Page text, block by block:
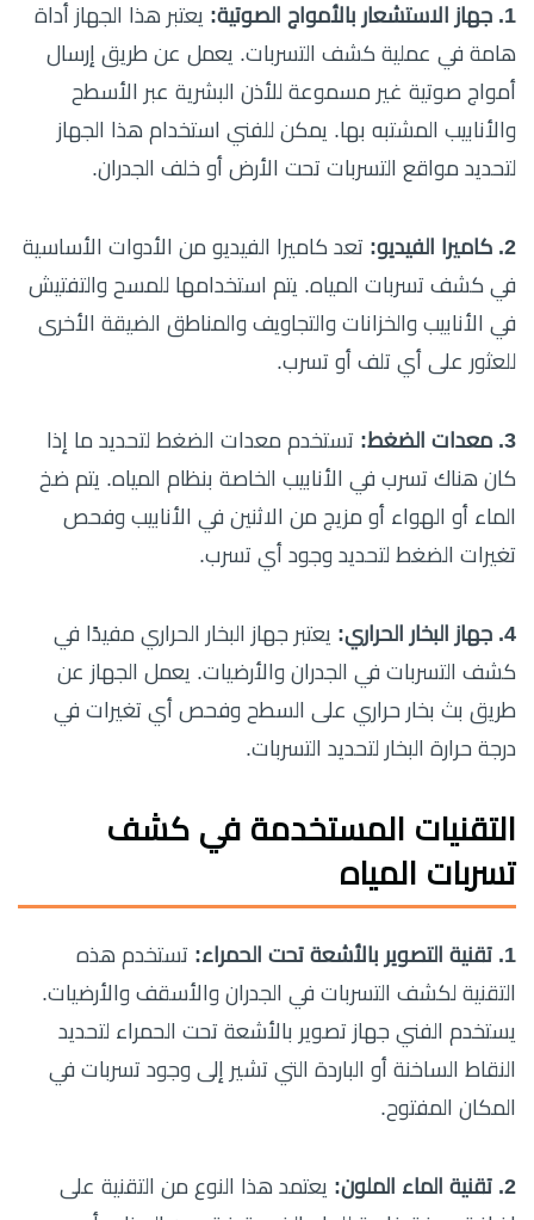
1. جهاز الاستشعار بالأمواج الصوتية:
يعتبر هذا الجهاز أداة
هامة في عملية كشف التسربات. يعمل عن طريق إرسال
أمواج صوتية غير مسموعة للأذن البشرية عبر الأسطح
والأنابيب المشتبه بها. يمكن للفني استخدام هذا الجهاز
لتحديد مواقع التسربات تحت الأرض أو خلف الجدران.
2. كاميرا الفيديو:
تعد كاميرا الفيديو من الأدوات الأساسية
في كشف تسربات المياه. يتم استخدامها للمسح والتفتيش
في الأنابيب والخزانات والتجاويف والمناطق الضيقة الأخرى
للعثور على أي تلف أو تسرب.
3. معدات الضغط:
تستخدم معدات الضغط لتحديد ما إذا
كان هناك تسرب في الأنابيب الخاصة بنظام المياه. يتم ضخ
الماء أو الهواء أو مزيج من الاثنين في الأنابيب وفحص
تغيرات الضغط لتحديد وجود أي تسرب.
4. جهاز البخار الحراري:
يعتبر جهاز البخار الحراري مفيدًا في
كشف التسربات في الجدران والأرضيات. يعمل الجهاز عن
طريق بث بخار حراري على السطح وفحص أي تغيرات في
درجة حرارة البخار لتحديد التسربات.
التقنيات المستخدمة في كشف
تسربات المياه
1. تقنية التصوير بالأشعة تحت الحمراء:
تستخدم هذه
التقنية لكشف التسربات في الجدران والأسقف والأرضيات.
يستخدم الفني جهاز تصوير بالأشعة تحت الحمراء لتحديد
النقاط الساخنة أو الباردة التي تشير إلى وجود تسربات في
المكان المفتوح.
2. تقنية الماء الملون:
يعتمد هذا النوع من التقنية على